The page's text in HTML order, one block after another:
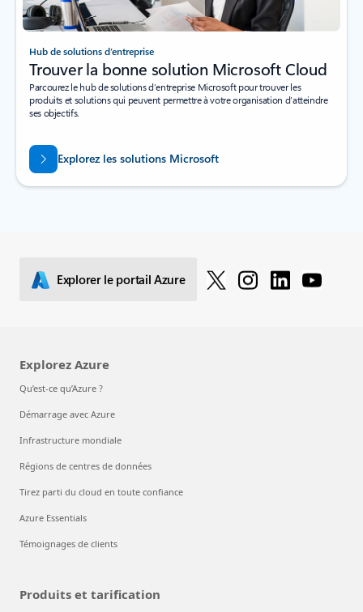
Hub de solutions d’entreprise
Trouver la bonne solution Microsoft Cloud
Parcourez le hub de solutions d’entreprise Microsoft pour trouver les
produits et solutions qui peuvent permettre à votre organisation d’atteindre
ses objectifs.
Explorez les solutions Microsoft
Explorer le portail Azure
Explorez Azure
Qu’est-ce qu’Azure ?
Démarrage avec Azure
Infrastructure mondiale
Régions de centres de données
Tirez parti du cloud en toute confiance
Azure Essentials
Témoignages de clients
Produits et tarification